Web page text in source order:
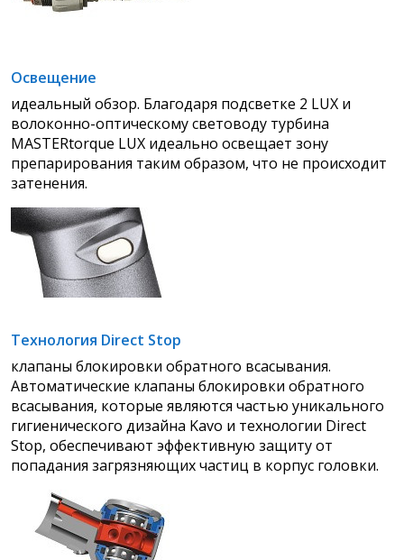
Освещение
идеальный обзор. Благодаря подсветке 2 LUX и
волоконно-оптическому световоду турбина
MASTERtorque LUX идеально освещает зону
препарирования таким образом, что не происходит
затенения.
Технология Direct Stop
клапаны блокировки обратного всасывания.
Автоматические клапаны блокировки обратного
всасывания, которые являются частью уникального
гигиенического дизайна Kavo и технологии Direct
Stop, обеспечивают эффективную защиту от
попадания загрязняющих частиц в корпус головки.